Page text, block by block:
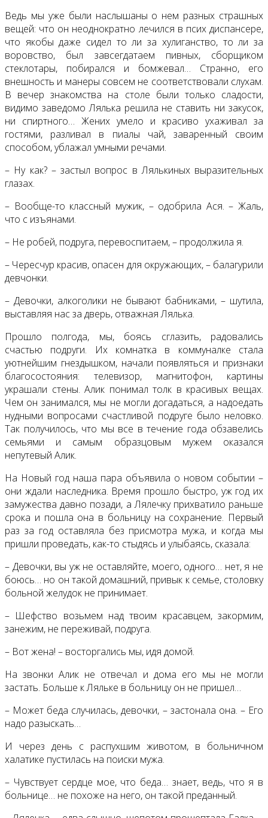
Ведь мы уже были наслышаны о нем разных страшных
вещей: что он неоднократно лечился в псих диспансере,
что якобы даже сидел то ли за хулиганство, то ли за
воровство, был завсегдатаем пивных, сборщиком
стеклотары, побирался и бомжевал… Странно, его
внешность и манеры совсем не соответствовали слухам.
В вечер знакомства на столе были только сладости,
видимо заведомо Лялька решила не ставить ни закусок,
ни спиртного… Жених умело и красиво ухаживал за
гостями, разливал в пиалы чай, заваренный своим
способом, ублажал умными речами.
– Ну как? – застыл вопрос в Лялькиных выразительных
глазах.
– Вообще-то классный мужик, – одобрила Ася. – Жаль,
что с изъянами.
– Не робей, подруга, перевоспитаем, – продолжила я.
– Чересчур красив, опасен для окружающих, – балагурили
девчонки.
– Девочки, алкоголики не бывают бабниками, – шутила,
выставляя нас за дверь, отважная Лялька.
Прошло полгода, мы, боясь сглазить, радовались
счастью подруги. Их комнатка в коммуналке стала
уютнейшим гнездышком, начали появляться и признаки
благосостояния: телевизор, магнитофон, картины
украшали стены. Алик понимал толк в красивых вещах.
Чем он занимался, мы не могли догадаться, а надоедать
нудными вопросами счастливой подруге было неловко.
Так получилось, что мы все в течение года обзавелись
семьями и самым образцовым мужем оказался
непутевый Алик.
На Новый год наша пара объявила о новом событии –
они ждали наследника. Время прошло быстро, уж год их
замужества давно позади, а Лялечку прихватило раньше
срока и пошла она в больницу на сохранение. Первый
раз за год оставляла без присмотра мужа, и когда мы
пришли проведать, как-то стыдясь и улыбаясь, сказала:
– Девочки, вы уж не оставляйте, моего, одного… нет, я не
боюсь… но он такой домашний, привык к семье, столовку
больной желудок не принимает.
– Шефство возьмем над твоим красавцем, закормим,
занежим, не переживай, подруга.
– Вот жена! – восторгались мы, идя домой.
На звонки Алик не отвечал и дома его мы не могли
застать. Больше к Ляльке в больницу он не пришел…
– Может беда случилась, девочки, – застонала она. – Его
надо разыскать…
И через день с распухшим животом, в больничном
халатике пустилась на поиски мужа.
– Чувствует сердце мое, что беда… знает, ведь, что я в
больнице… не похоже на него, он такой преданный.